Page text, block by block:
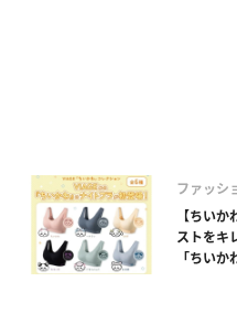
ファッシ
【ちい
ストをキ
「ちい